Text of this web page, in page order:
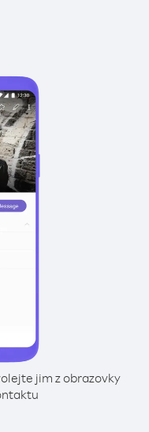
jim z obrazovky